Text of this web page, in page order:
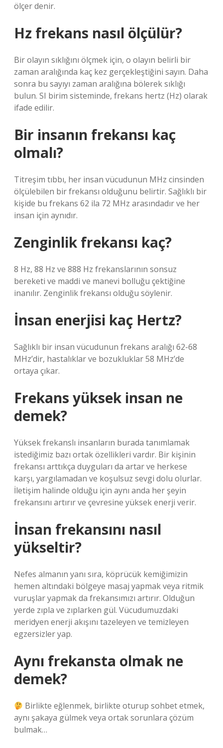
ölçer denir.
Hz frekans nasıl ölçülür?
Bir olayın sıklığını ölçmek için, o olayın belirli bir
zaman aralığında kaç kez gerçekleştiğini sayın. Daha
sonra bu sayıyı zaman aralığına bölerek sıklığı
bulun. SI birim sisteminde, frekans hertz (Hz) olarak
ifade edilir.
Bir insanın frekansı kaç
olmalı?
Titreşim tıbbı, her insan vücudunun MHz cinsinden
ölçülebilen bir frekansı olduğunu belirtir. Sağlıklı bir
kişide bu frekans 62 ila 72 MHz arasındadır ve her
insan için aynıdır.
Zenginlik frekansı kaç?
8 Hz, 88 Hz ve 888 Hz frekanslarının sonsuz
bereketi ve maddi ve manevi bolluğu çektiğine
inanılır. Zenginlik frekansı olduğu söylenir.
İnsan enerjisi kaç Hertz?
Sağlıklı bir insan vücudunun frekans aralığı 62-68
MHz’dir, hastalıklar ve bozukluklar 58 MHz’de
ortaya çıkar.
Frekans yüksek insan ne
demek?
Yüksek frekanslı insanların burada tanımlamak
istediğimiz bazı ortak özellikleri vardır. Bir kişinin
frekansı arttıkça duyguları da artar ve herkese
karşı, yargılamadan ve koşulsuz sevgi dolu olurlar.
İletişim halinde olduğu için aynı anda her şeyin
frekansını artırır ve çevresine yüksek enerji verir.
İnsan frekansını nasıl
yükseltir?
Nefes almanın yanı sıra, köprücük kemiğimizin
hemen altındaki bölgeye masaj yapmak veya ritmik
vuruşlar yapmak da frekansımızı artırır. Olduğun
yerde zıpla ve zıplarken gül. Vücudumuzdaki
meridyen enerji akışını tazeleyen ve temizleyen
egzersizler yap.
Aynı frekansta olmak ne
demek?
​ Birlikte eğlenmek, birlikte oturup sohbet etmek,
aynı şakaya gülmek veya ortak sorunlara çözüm
bulmak…